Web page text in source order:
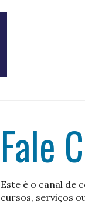
Fale
Este é o canal de
cursos, serviços